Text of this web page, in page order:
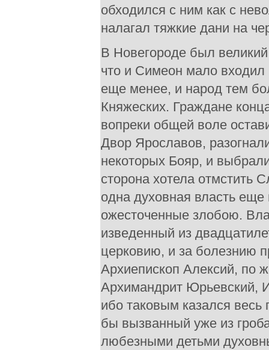
обходился с ним как с
налагал тяжкие дани на
В Новегороде был
что и Симеон мало входил
еще менее, и народ тем
Княжеских. Граждане
вопреки общей воле
Двор Ярославов,
некоторых Бояр, и
сторона хотела отмстить
одна духовная власть еще
ожесточенные злобою.
изведенный из
церковию, и за болезнию
Архиепископ Алексий, по
Архимандрит Юрьевский,
ибо таковым казался весь
бы вызванный уже из
любезными детьми